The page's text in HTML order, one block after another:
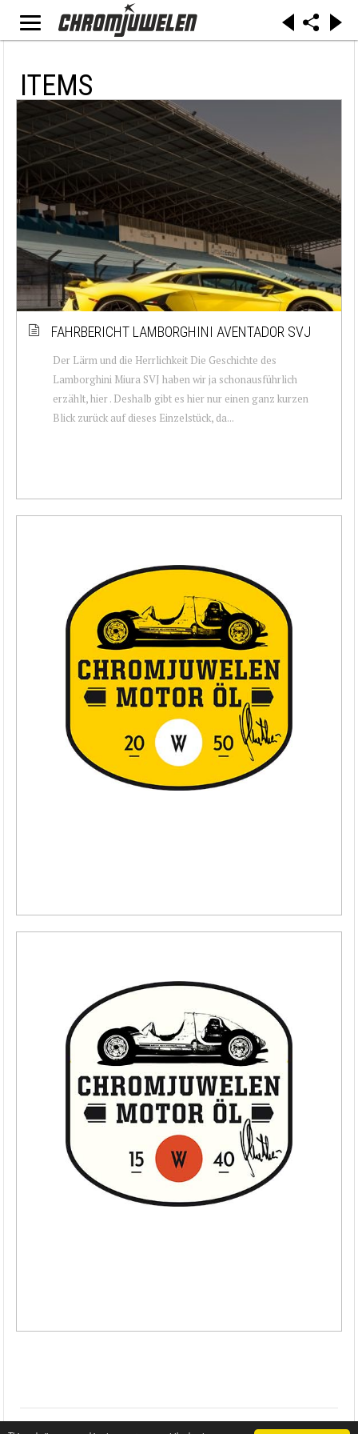
ITEMS
FAHRBERICHT LAMBORGHINI AVENTADOR SVJ
Der Lärm und die Herrlichkeit Die Geschichte des
Lamborghini Miura SVJ haben wir ja schonausführlich
erzählt, hier . Deshalb gibt es hier nur einen ganz kurzen
Blick zurück auf dieses Einzelstück, da...